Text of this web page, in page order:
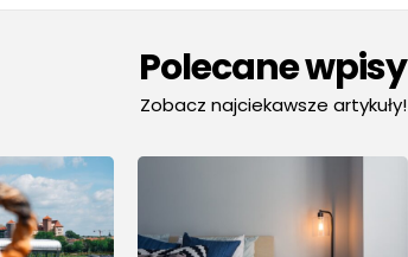
Polecane wpisy
Zobacz najciekawsze artykuły!